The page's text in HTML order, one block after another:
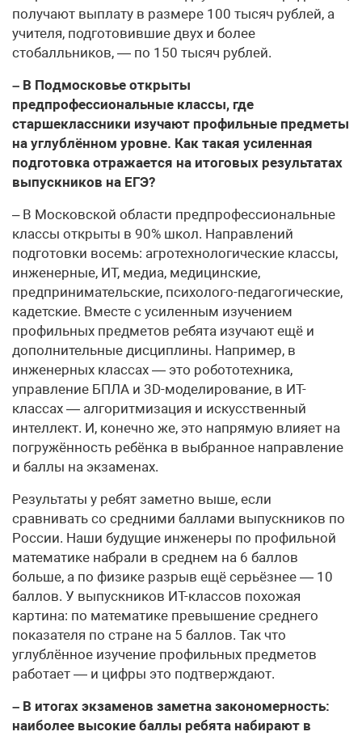
получают выплату в размере 100 тысяч рублей, а
учителя, подготовившие двух и более
стобалльников, — по 150 тысяч рублей.
– В Подмосковье открыты
предпрофессиональные классы, где
старшеклассники изучают профильные предметы
на углублённом уровне. Как такая усиленная
подготовка отражается на итоговых результатах
выпускников на ЕГЭ?
– В Московской области предпрофессиональные
классы открыты в 90% школ. Направлений
подготовки восемь: агротехнологические классы,
инженерные, ИТ, медиа, медицинские,
предпринимательские, психолого-педагогические,
кадетские. Вместе с усиленным изучением
профильных предметов ребята изучают ещё и
дополнительные дисциплины. Например, в
инженерных классах — это робототехника,
управление БПЛА и 3D-моделирование, в ИТ-
классах — алгоритмизация и искусственный
интеллект. И, конечно же, это напрямую влияет на
погружённость ребёнка в выбранное направление
и баллы на экзаменах.
Результаты у ребят заметно выше, если
сравнивать со средними баллами выпускников по
России. Наши будущие инженеры по профильной
математике набрали в среднем на 6 баллов
больше, а по физике разрыв ещё серьёзнее — 10
баллов. У выпускников ИТ-классов похожая
картина: по математике превышение среднего
показателя по стране на 5 баллов. Так что
углублённое изучение профильных предметов
работает — и цифры это подтверждают.
– В итогах экзаменов заметна закономерность:
наиболее высокие баллы ребята набирают в